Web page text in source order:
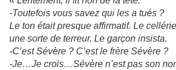
-Toutefois vous savez qui les a tués ?
Le ton était presque affirmatif. Le
une sorte de terreur. Le garçon insista.
-C’est Sévère ? C’est le frère Sévère ?
-Je…Je crois…Sévère n’est pas son